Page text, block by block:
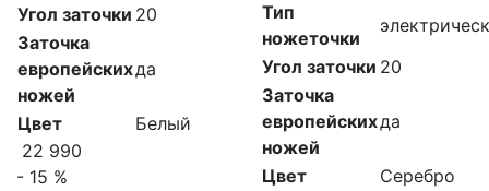
Угол заточки 20
Заточка
европейских
ножей
да
Цвет
Белый
22 990
- 15 %
Тип
ножеточки
Угол заточки 20
Заточка
европейских
ножей
да
Цвет
Серебро